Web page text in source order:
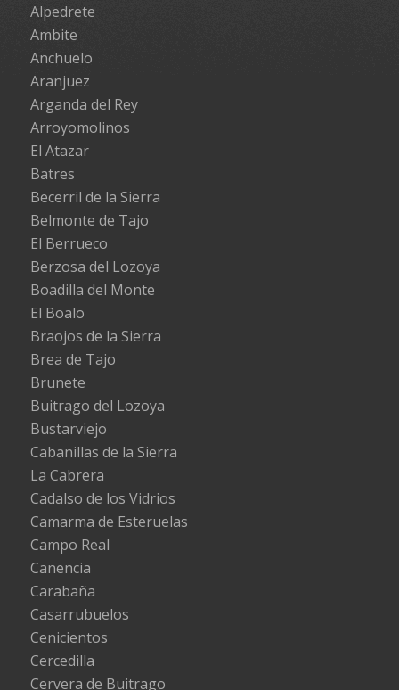
Alpedrete
Ambite
Anchuelo
Aranjuez
Arganda del Rey
Arroyomolinos
El Atazar
Batres
Becerril de la Sierra
Belmonte de Tajo
El Berrueco
Berzosa del Lozoya
Boadilla del Monte
El Boalo
Braojos de la Sierra
Brea de Tajo
Brunete
Buitrago del Lozoya
Bustarviejo
Cabanillas de la Sierra
La Cabrera
Cadalso de los Vidrios
Camarma de Esteruelas
Campo Real
Canencia
Carabaña
Casarrubuelos
Cenicientos
Cercedilla
Cervera de Buitrago